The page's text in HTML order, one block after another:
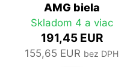
AMG biela
Skladom 4 a viac
191,45 EUR
155,65 EUR bez DPH